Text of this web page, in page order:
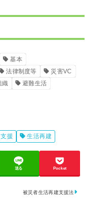
基本
法律制度等
災害VC
織
避難生活
援 生活再建
送る Pocket
被災者生活再建支援法